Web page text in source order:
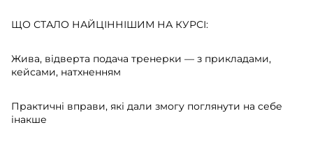
ЩО СТАЛО НАЙЦІННІШИМ НА КУРСІ:
Жива, відверта подача тренерки — з прикладами,
кейсами, натхненням
Практичні вправи, які дали змогу поглянути на себе
інакше